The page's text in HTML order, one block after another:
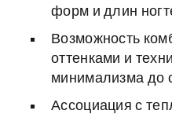
форм и длин
Возможность
оттенками и
минимализма до
Ассоциация с